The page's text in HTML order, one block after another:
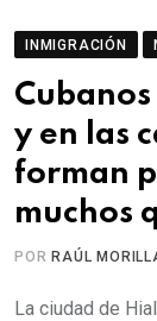
INMIGRACIÓN
y en las
forman
muchos
POR RAÚL
La ciudad de